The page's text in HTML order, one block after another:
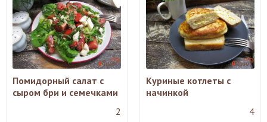
Помидорный салат с
сыром бри и семечками
2
Куриные котлеты с
начинкой
4